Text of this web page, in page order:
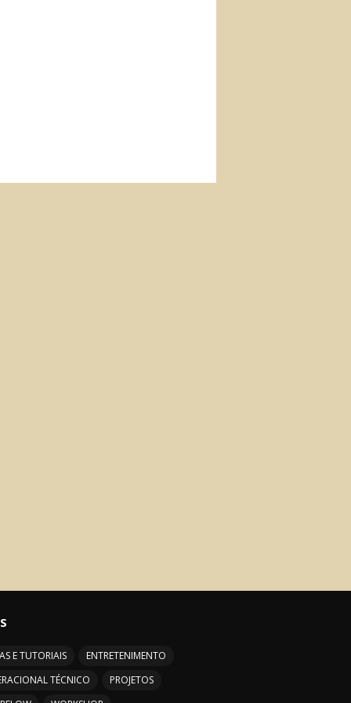
E TUTORIAIS
ENTRETENIMENTO
TÉCNICO
PROJETOS